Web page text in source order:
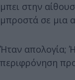
μπει στην
μπροστά σε μια
Ήταν απολογία;
περιφρόνηση